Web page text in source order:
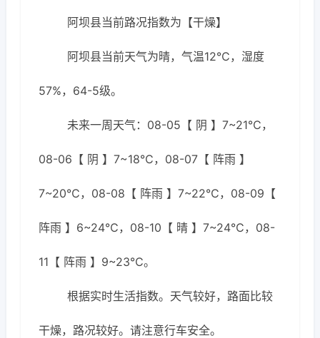
阿坝县当前路况指数为【干燥】
阿坝县当前天气为晴，气温12℃，湿度
57%，64-5级。
未来一周天气：08-05【 阴 】7~21℃，
08-06【 阴 】7~18℃，08-07【 阵雨 】
7~20℃，08-08【 阵雨 】7~22℃，08-09【
阵雨 】6~24℃，08-10【 晴 】7~24℃，08-
11【 阵雨 】9~23℃。
根据实时生活指数。天气较好，路面比较
干燥，路况较好。请注意行车安全。